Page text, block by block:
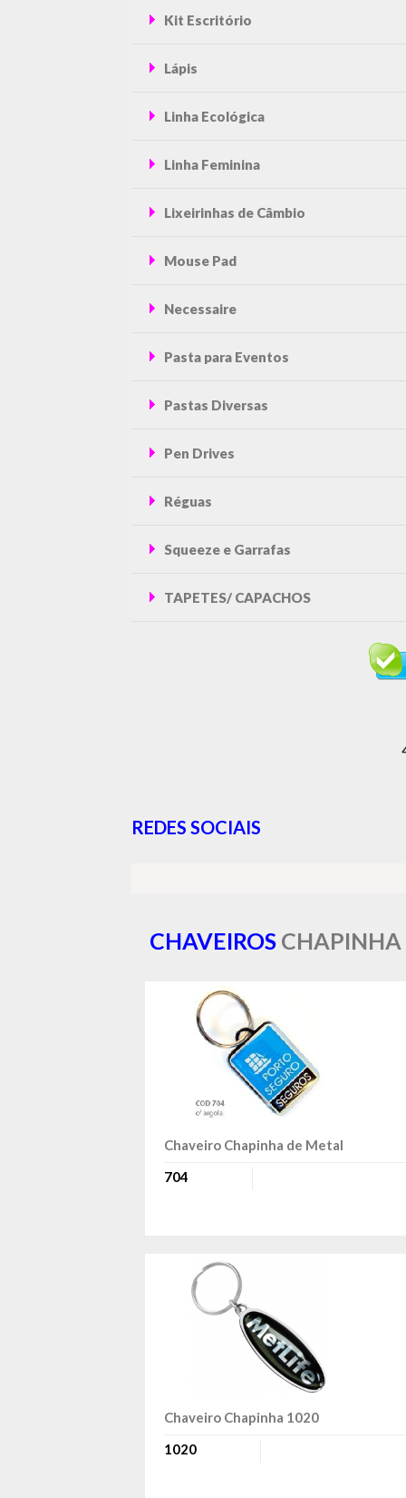
Kit Escritório
Lápis
Linha Ecológica
Linha Feminina
Lixeirinhas de Câmbio
Mouse Pad
Necessaire
Pasta para Eventos
Pastas Diversas
Pen Drives
Réguas
Squeeze e Garrafas
TAPETES/ CAPACHOS
REDES SOCIAIS
CHAVEIROS
Chaveiro Chapinha de Metal
704
Chaveiro Chapinha 1020
1020